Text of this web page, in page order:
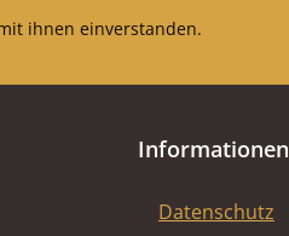
ihnen einverstanden.
Informationen
Datenschutz